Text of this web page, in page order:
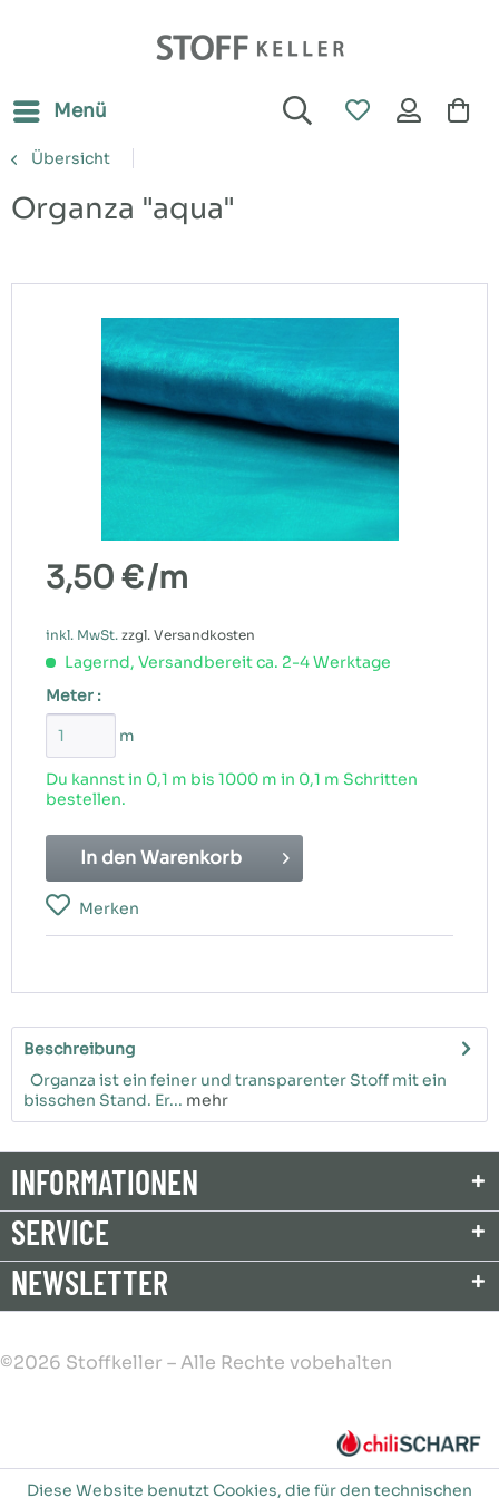
Menü
Übersicht
Organza "aqua"
3,50 €/m
inkl. MwSt. zzgl. Versandkosten
Lagernd, Versandbereit ca. 2-4 Werktage
Meter :
m
Du kannst in 0,1 m bis 1000 m in 0,1 m Schritten
bestellen.
In den Warenkorb
Merken
Beschreibung
Organza ist ein feiner und transparenter Stoff mit ein
bisschen Stand. Er... mehr
INFORMATIONEN
SERVICE
NEWSLETTER
©2026 Stoffkeller – Alle Rechte vobehalten
Diese Website benutzt Cookies, die für den technischen